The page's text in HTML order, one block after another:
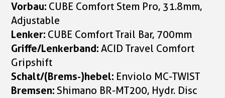
Vorbau: CUBE Comfort Stem Pro, 31.8mm,
Adjustable
Lenker: CUBE Comfort Trail Bar, 700mm
Griffe/Lenkerband:ACID Travel Comfort
Gripshift
Schalt/(Brems-)hebel: Enviolo MC-TWIST
Bremsen:Shimano BR-MT200, Hydr. Disc